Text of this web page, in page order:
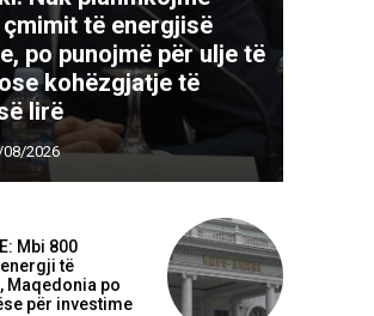
të energjisë
po punojmë për ulje të
kohëzgjatje të
lirë
2026
Mbi 800
të
Maqedonia po
për investime